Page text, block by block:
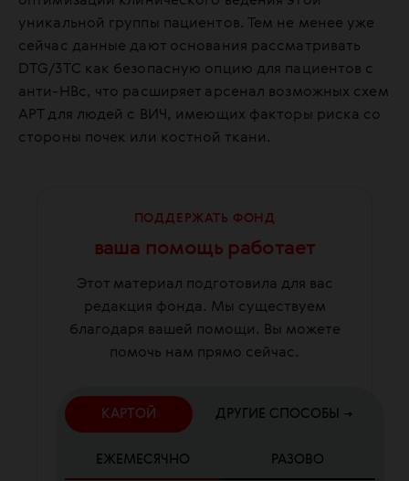
уникальной группы пациентов. Тем не менее уже
сейчас данные дают основания рассматривать
DTG/3TC как безопасную опцию для пациентов с
анти-HBc, что расширяет арсенал возможных схем
АРТ для людей с ВИЧ, имеющих факторы риска со
стороны почек или костной ткани.
ПОДДЕРЖАТЬ ФОНД
ваша помощь работает
Этот материал подготовила для вас
редакция фонда. Мы существуем
благодаря вашей помощи. Вы можете
помочь нам прямо сейчас.
КАРТОЙ ДРУГИЕ СПОСОБЫ →
ЕЖЕМЕСЯЧНО РАЗОВО